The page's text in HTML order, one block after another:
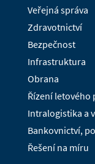
Veřejná správa
Zdravotnictví
Bezpečnost
Infrastruktura
Obrana
Řízení letového
Intralogistika a
Bankovnictví,
Řešení na míru